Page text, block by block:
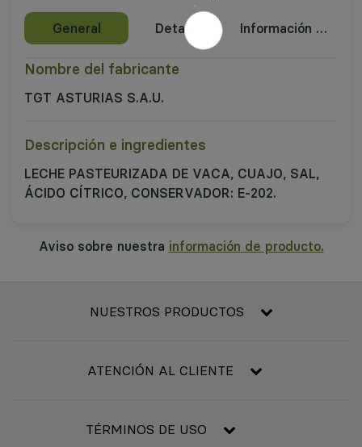
General Detalles Información nutricional
Nombre del fabricante
TGT ASTURIAS S.A.U.
Descripción e ingredientes
LECHE PASTEURIZADA DE VACA, CUAJO, SAL,
ÁCIDO CÍTRICO, CONSERVADOR: E-202.
Aviso sobre nuestra información de producto.
NUESTROS PRODUCTOS
Bebé
ATENCIÓN AL CLIENTE
TÉRMINOS DE USO